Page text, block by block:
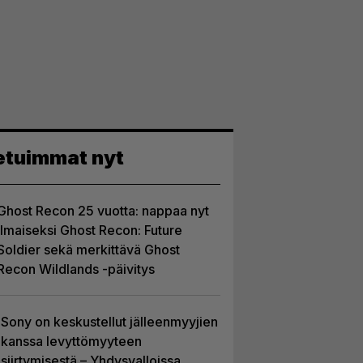
nyt
Recon 25 vuotta: nappaa nyt
Ghost Recon: Future
sekä merkittävä Ghost
Wildlands -päivitys
Sony on keskustellut jälleenmyyjien
kanssa levyttömyyteen